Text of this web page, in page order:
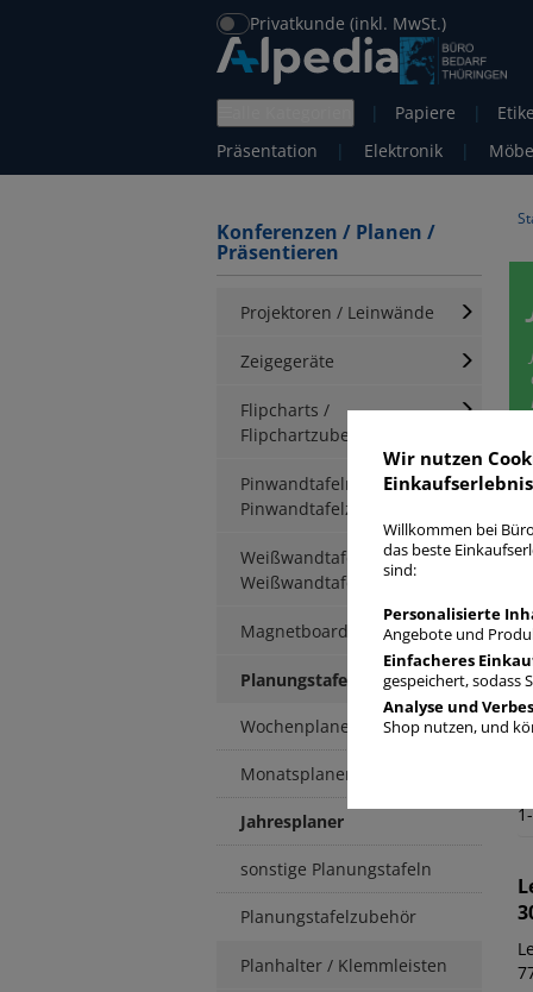
Privatkunde (inkl. MwSt.)
| Papiere |
Präsentation
| Elektronik |
Konferenzen / Planen /
Präsentieren
Projektoren / Leinwände
Zeigegeräte
Flipcharts /
Flipchartzubehör
Pinwandtafeln /
Pinwandtafelzubehör
Weißwandtafeln /
Weißwandtafelzubehör
Magnetboards
Planungstafeln
Wochenplaner
Monatsplaner
Jahresplaner
sonstige Planungstafeln
Planungstafelzubehör
Planhalter / Klemmleisten
Wir nutzen
Willkommen bei
das beste
sind:
Personalisierte
Angebote und
Einfacheres
gespeichert, sodass
Analyse und
Shop nutzen, und